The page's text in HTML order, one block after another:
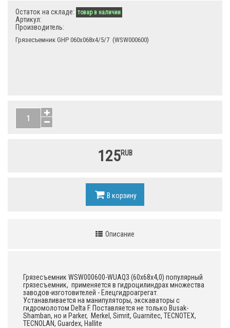
Остаток на складе: товар в наличии
Артикул:
Производитель:
Грязесъемник GHP 060х068х4/5/7 (WSW000600)
125RUB
В корзину
Описание
Грязесъемник WSW000600-WUAQ3 (60х68х4,0) популярный
грязесъемник, применяется в гидроцилиндрах множества
заводов-изготовителей - Елецгидроагрегат.
Устанавливается на манипуляторы, экскаваторы с
гидромолотом Delta F. Поставляется не только Busak-
Shamban, но и Parker, Merkel, Simrit, Guarnitec, TECNOTEX,
TECNOLAN, Guardex, Hallite